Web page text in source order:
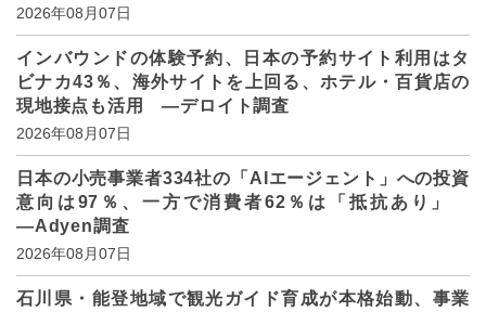
2026年08月07日
インバウンドの体験予約、日本の予約サイト利用はタ
ビナカ43％、海外サイトを上回る、ホテル・百貨店の
現地接点も活用 ―デロイト調査
2026年08月07日
日本の小売事業者334社の「AIエージェント」への投資
意向は97％、一方で消費者62％は「抵抗あり」
―Adyen調査
2026年08月07日
石川県・能登地域で観光ガイド育成が本格始動、事業